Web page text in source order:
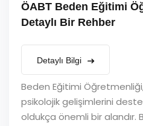
ÖABT Beden Eğitimi
Detaylı Bir Rehber
Detaylı Bilgi
Beden Eğitimi
psikolojik gelişimlerini
oldukça önemli bir alandır.